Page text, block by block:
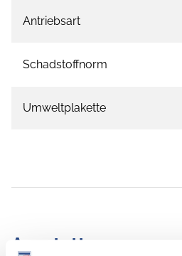
Antriebsart
Schadstoffnorm
Umweltplakette
Ausstattung